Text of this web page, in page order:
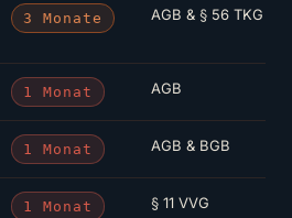
3 Monate AGB & § 56 TKG
1 Monat AGB
1 Monat AGB & BGB
1 Monat § 11 VVG